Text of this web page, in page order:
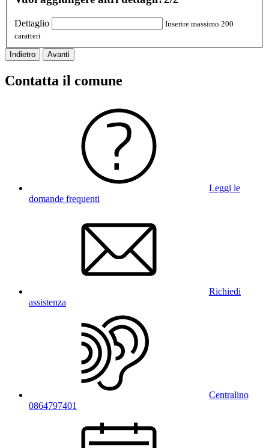
Dettaglio
Inserire massimo 200
caratteri
Indietro Avanti
Contatta il comune
Leggi le
domande frequenti
Richiedi
assistenza
Centralino
0864797401